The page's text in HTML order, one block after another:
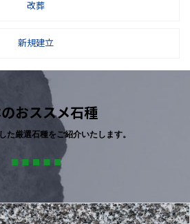
改葬
新規建立
のおススメ石種
た厳選石種をご紹介いたします。